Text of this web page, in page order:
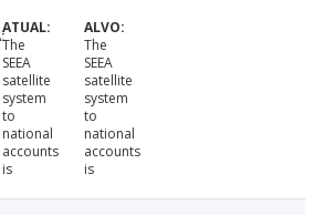
The
SEEA
satellite
system
to
national
accounts
is
The
SEEA
satellite
system
to
national
accounts
is